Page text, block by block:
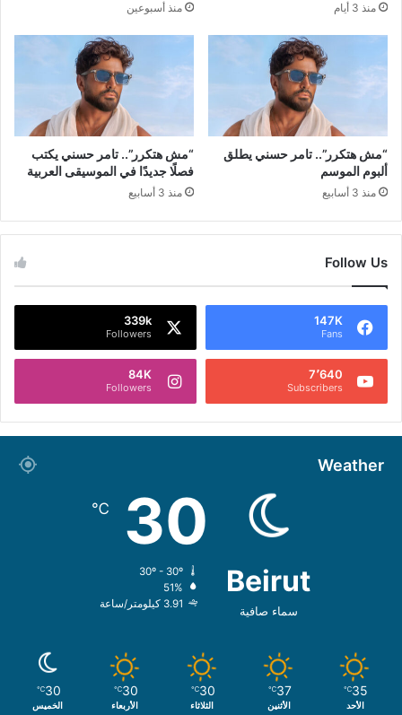
منذ 3 أيام منذ أسبوعين
“مش هتكرر”.. تامر حسني يطلق
ألبوم الموسم
منذ 3 أسابيع
“مش هتكرر”.. تامر حسني يكتب
فصلًا جديدًا في الموسيقى العربية
منذ 3 أسابيع
Follow Us
147K
Fans
339k
Followers
7٬640
Subscribers
84K
Followers
Weather
Beirut
سماء صافية
30
℃
51%
3.91 كيلومتر/ساعة
35
℃
الأحد
37
℃
الأثنين
30
℃
الثلاثاء
30
℃
الأربعاء
30
℃
الخميس